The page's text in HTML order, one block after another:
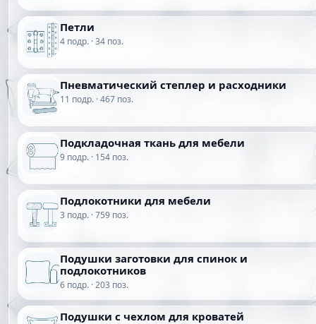
Петли
4 подр. · 34 поз.
Пневматический степлер и расходники
11 подр. · 467 поз.
Подкладочная ткань для мебели
9 подр. · 154 поз.
Подлокотники для мебели
3 подр. · 759 поз.
Подушки заготовки для спинок и
подлокотников
6 подр. · 203 поз.
Подушки с чехлом для кроватей